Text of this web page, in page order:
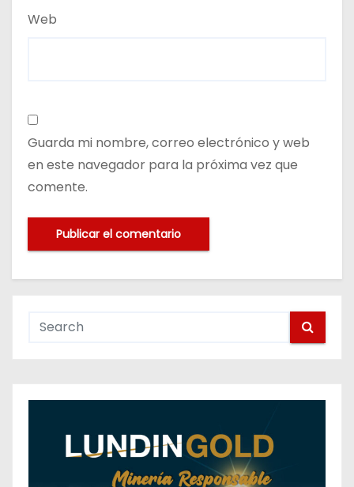
Web
Guarda mi nombre, correo electrónico y web
en este navegador para la próxima vez que
comente.